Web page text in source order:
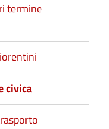
termine
civica